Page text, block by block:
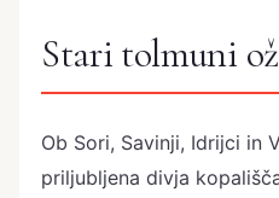
Stari tolmuni
Ob Sori, Savinji, Idrijci in
priljubljena divja